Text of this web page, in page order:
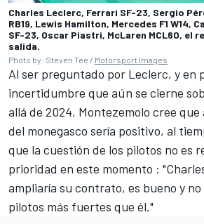
Charles Leclerc, Ferrari SF-23, Sergio
RB19, Lewis Hamilton, Mercedes F1 W14,
SF-23, Oscar Piastri, McLaren MCL60, el
salida.
Photo by: Steven Tee / Motorsport Images
Al ser preguntado por Leclerc, y en
incertidumbre que aún se cierne
allá de 2024, Montezemolo cree
del monegasco sería positivo, al
que la cuestión de los pilotos no es
prioridad en este momento :
ampliaría su contrato, es bueno y
pilotos más fuertes que él."